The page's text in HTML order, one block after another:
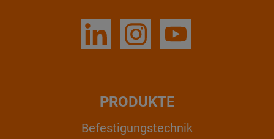
PRODUKTE
Befestigungstechnik